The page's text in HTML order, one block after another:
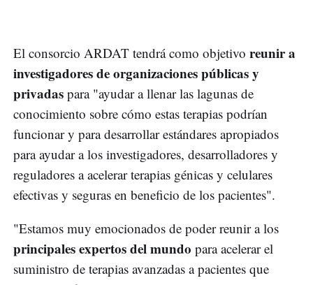
El consorcio ARDAT tendrá como objetivo reunir a
investigadores de organizaciones públicas y
privadas para "ayudar a llenar las lagunas de
conocimiento sobre cómo estas terapias podrían
funcionar y para desarrollar estándares apropiados
para ayudar a los investigadores, desarrolladores y
reguladores a acelerar terapias génicas y celulares
efectivas y seguras en beneficio de los pacientes".
"Estamos muy emocionados de poder reunir a los
principales expertos del mundo para acelerar el
suministro de terapias avanzadas a pacientes que